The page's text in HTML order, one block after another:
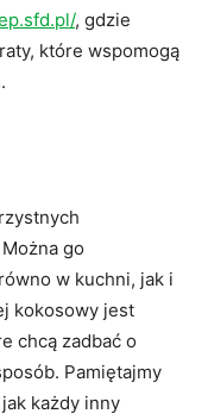
, gdzie
które wspomogą
go
w kuchni, jak i
kokosowy jest
chcą zadbać o
Pamiętajmy
każdy inny